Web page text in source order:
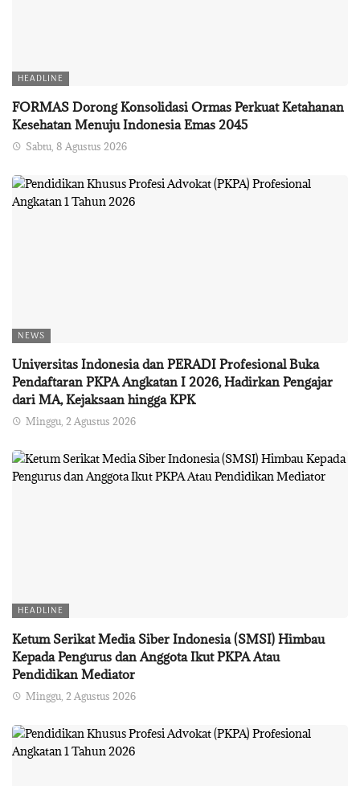
HEADLINE
FORMAS Dorong Konsolidasi Ormas Perkuat Ketahanan
Kesehatan Menuju Indonesia Emas 2045
Sabtu, 8 Agustus 2026
NEWS
Universitas Indonesia dan PERADI Profesional Buka
Pendaftaran PKPA Angkatan I 2026, Hadirkan Pengajar
dari MA, Kejaksaan hingga KPK
Minggu, 2 Agustus 2026
HEADLINE
Ketum Serikat Media Siber Indonesia (SMSI) Himbau
Kepada Pengurus dan Anggota Ikut PKPA Atau
Pendidikan Mediator
Minggu, 2 Agustus 2026